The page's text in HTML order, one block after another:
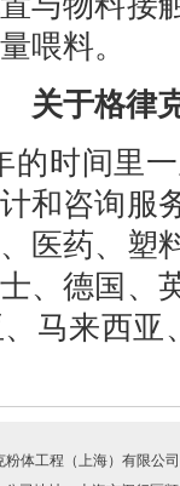
喂料。
关于格律
的时间里
和咨询服
医药、塑
、德国、
马来西亚
粉体工程（上海）有限公司